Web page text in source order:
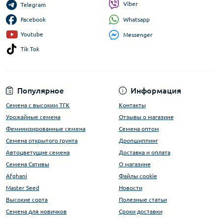
Популярное
Семена с высоким ТГК
Урожайные семена
Феминизированные семена
Семена открытого грунта
Автоцветущие семена
Семена Сативы
Afghani
Master Seed
Высокие сорта
Cемена для новичков
Информация
Контакты
Отзывы о магазине
Семена оптом
Дропшиппинг
Доставка и оплата
О магазине
Файлы cookie
Новости
Полезные статьи
Сроки доставки
Telegram
Facebook
Youtube
Tik Tok
Viber
Whatsapp
Messenger